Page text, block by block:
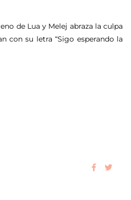
de Lua y Melej abraza la culpa
con su letra “Sigo esperando la